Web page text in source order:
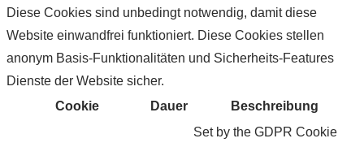
Diese Cookies sind unbedingt notwendig, damit diese
Website einwandfrei funktioniert. Diese Cookies stellen
anonym Basis-Funktionalitäten und Sicherheits-Features
Dienste der Website sicher.
Cookie
Dauer Beschreibung
Set by the GDPR Cookie